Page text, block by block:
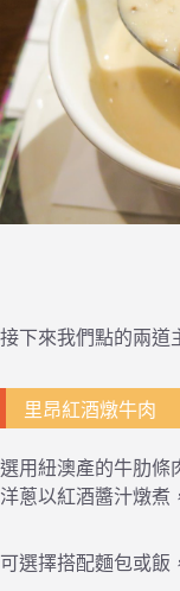
接下來我們點的兩道
里昂紅酒燉牛肉
選用紐澳產的牛肋條
洋蔥以紅酒醬汁燉煮
可選擇搭配麵包或飯